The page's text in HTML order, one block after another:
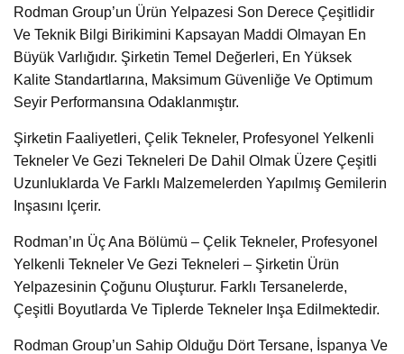
Rodman Group’un Ürün Yelpazesi Son Derece Çeşitlidir
Ve Teknik Bilgi Birikimini Kapsayan Maddi Olmayan En
Büyük Varlığıdır. Şirketin Temel Değerleri, En Yüksek
Kalite Standartlarına, Maksimum Güvenliğe Ve Optimum
Seyir Performansına Odaklanmıştır.
Şirketin Faaliyetleri, Çelik Tekneler, Profesyonel Yelkenli
Tekneler Ve Gezi Tekneleri De Dahil Olmak Üzere Çeşitli
Uzunluklarda Ve Farklı Malzemelerden Yapılmış Gemilerin
Inşasını Içerir.
Rodman’ın Üç Ana Bölümü – Çelik Tekneler, Profesyonel
Yelkenli Tekneler Ve Gezi Tekneleri – Şirketin Ürün
Yelpazesinin Çoğunu Oluşturur. Farklı Tersanelerde,
Çeşitli Boyutlarda Ve Tiplerde Tekneler Inşa Edilmektedir.
Rodman Group’un Sahip Olduğu Dört Tersane, İspanya Ve